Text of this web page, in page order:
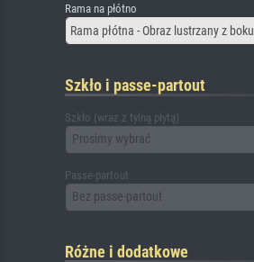
Rama na płótno
Rama płótna - Obraz lustrzany z boku
Szkło i passe-partout
Szkło (wraz z tylną płytą)
Prosimy wybrać
Passe-partout
Bez passe-partout
Różne i dodatkowe